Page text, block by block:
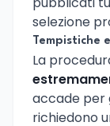
selezione
Tempistiche
La
accade per
richiedono